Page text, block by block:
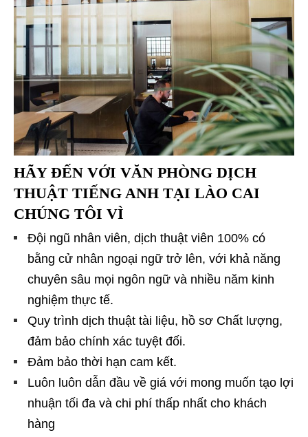
HÃY ĐẾN VỚI VĂN PHÒNG DỊCH
THUẬT TIẾNG ANH TẠI LÀO CAI
CHÚNG TÔI VÌ
Đội ngũ nhân viên, dịch thuật viên 100% có
bằng cử nhân ngoại ngữ trở lên, với khả năng
chuyên sâu mọi ngôn ngữ và nhiều năm kinh
nghiệm thực tế.
Quy trình dịch thuật tài liệu, hồ sơ Chất lượng,
đảm bảo chính xác tuyệt đối.
Đảm bảo thời hạn cam kết.
Luôn luôn dẫn đầu về giá với mong muốn tạo lợi
nhuận tối đa và chi phí thấp nhất cho khách
hàng